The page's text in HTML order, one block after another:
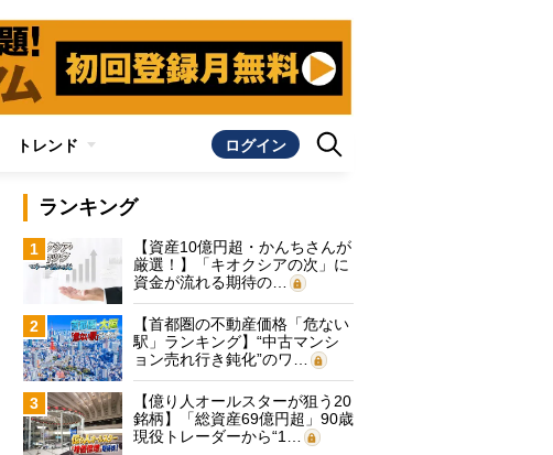
トレンド ログイン
ランキング
1
【資産10億円超・かんちさんが
厳選！】「キオクシアの次」に
資金が流れる期待の…
2
【首都圏の不動産価格「危ない
駅」ランキング】“中古マンシ
ョン売れ行き鈍化”のワ…
3
【億り人オールスターが狙う20
銘柄】「総資産69億円超」90歳
現役トレーダーから“1…